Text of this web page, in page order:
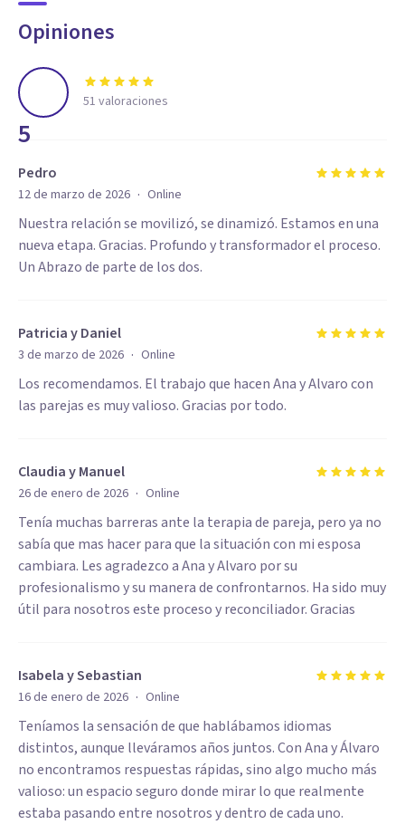
Opiniones
5
51 valoraciones
Pedro
12 de marzo de 2026 · Online
Nuestra relación se movilizó, se dinamizó. Estamos en una
nueva etapa. Gracias. Profundo y transformador el proceso.
Un Abrazo de parte de los dos.
Patricia y Daniel
3 de marzo de 2026 · Online
Los recomendamos. El trabajo que hacen Ana y Alvaro con
las parejas es muy valioso. Gracias por todo.
Claudia y Manuel
26 de enero de 2026 · Online
Tenía muchas barreras ante la terapia de pareja, pero ya no
sabía que mas hacer para que la situación con mi esposa
cambiara. Les agradezco a Ana y Alvaro por su
profesionalismo y su manera de confrontarnos. Ha sido muy
útil para nosotros este proceso y reconciliador. Gracias
Isabela y Sebastian
16 de enero de 2026 · Online
Teníamos la sensación de que hablábamos idiomas
distintos, aunque lleváramos años juntos. Con Ana y Álvaro
no encontramos respuestas rápidas, sino algo mucho más
valioso: un espacio seguro donde mirar lo que realmente
estaba pasando entre nosotros y dentro de cada uno.